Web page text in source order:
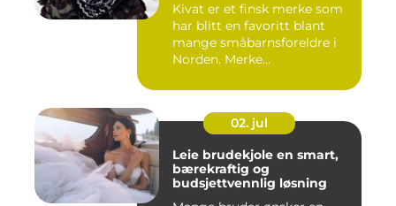
Kivat er et finsk merke som
har blitt en favoritt blant
mange småbarnsforeldre i
Norden. Merke...
02. jul
Leie brudekjole en smart,
bærekraftig og
budsjettvennlig løsning